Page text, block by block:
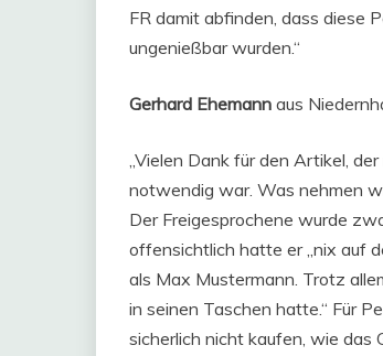
FR damit abfinden, dass diese
ungenießbar wurden.“
Gerhard Ehemann aus
„Vielen Dank für den Artikel,
notwendig war. Was nehmen
Der Freigesprochene wurde
offensichtlich hatte er „nix auf
als Max Mustermann. Trotz
in seinen Taschen hatte.“ Für
sicherlich nicht kaufen, wie das